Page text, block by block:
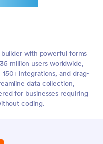
with powerful forms
million users worldwide,
integrations, and drag-
data collection,
for businesses requiring
coding.